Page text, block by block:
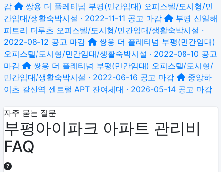
감
쌍용 더 플레티넘 부평(민간임대) 오피스텔/도시형/민
간임대/생활숙박시설 · 2022-11-11 공고 마감
부평 신일해
피트리 더루츠 오피스텔/도시형/민간임대/생활숙박시설 ·
2022-08-12 공고 마감
쌍용 더 플레티넘 부평(민간임대)
오피스텔/도시형/민간임대/생활숙박시설 · 2022-08-10 공고
마감
쌍용 더 플레티넘 부평(민간임대) 오피스텔/도시형/
민간임대/생활숙박시설 · 2022-06-16 공고 마감
중앙하
이츠 갈산역 센트럴 APT 잔여세대 · 2026-05-14 공고 마감
자주 묻는 질문
부평아이파크 아파트 관리비
FAQ